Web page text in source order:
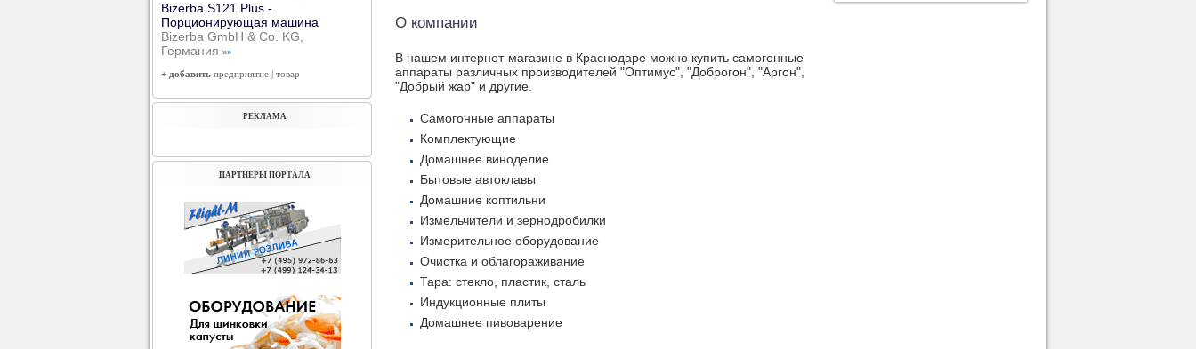
О компании
В нашем интернет-магазине в Краснодаре можно купить самогонные
аппараты различных производителей "Оптимус", "Доброгон", "Аргон",
"Добрый жар" и другие.
Самогонные аппараты
Комплектующие
Домашнее виноделие
Бытовые автоклавы
Домашние коптильни
Измельчители и зернодробилки
Измерительное оборудование
Очистка и облагораживание
Тара: стекло, пластик, сталь
Индукционные плиты
Домашнее пивоварение
Bizerba S121 Plus -
Порционирующая машина
Bizerba GmbH & Co. KG,
Германия »»
+ добавить предприятие | товар
РЕКЛАМА
ПАРТНЕРЫ ПОРТАЛА